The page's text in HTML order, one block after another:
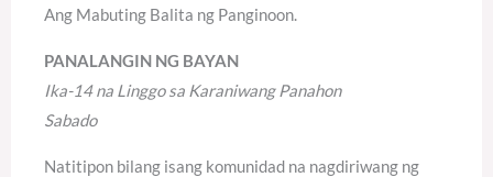
Ang Mabuting Balita ng Panginoon.
PANALANGIN NG BAYAN
Ika-14 na Linggo sa Karaniwang Panahon
Sabado
Natitipon bilang isang komunidad na nagdiriwang ng